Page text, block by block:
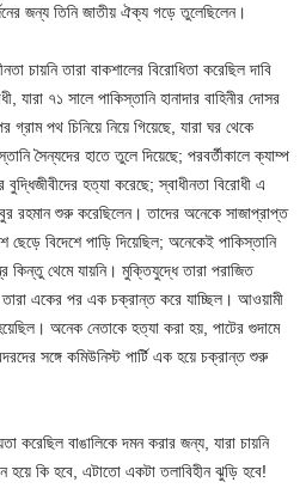
জন্য তিনি জাতীয় ঐক্য গড়ে তুলেছিলেন।
চায়নি তারা বাকশালের বিরোধিতা করেছিল দাবি
যারা ৭১ সালে পাকিস্তানি হানাদার বাহিনীর দোসর
গ্রাম পথ চিনিয়ে নিয়ে গিয়েছে, যারা ঘর থেকে
সৈন্যদের হাতে তুলে দিয়েছে; পরবর্তীকালে ক্যাম্প
হত্যা করেছে; স্বাধীনতা বিরোধী এ
রহমান শুরু করেছিলেন। তাদের অনেকে সাজাপ্রাপ্ত
বিদেশে পাড়ি দিয়েছিল; অনেকেই পাকিস্তানি
কিন্তু থেমে যায়নি। মুক্তিযুদ্ধে তারা পরাজিত
তারা একের পর এক চক্রান্ত করে যাচ্ছিল। আওয়ামী
অনেক নেতাকে হত্যা করা হয়, পাটের গুদামে
সঙ্গে কমিউনিস্ট পার্টি এক হয়ে চক্রান্ত শুরু
করেছিল বাঙালিকে দমন করার জন্য, যারা চায়নি
হয়ে কি হবে, এটাতো একটা তলাবিহীন ঝুড়ি হবে!